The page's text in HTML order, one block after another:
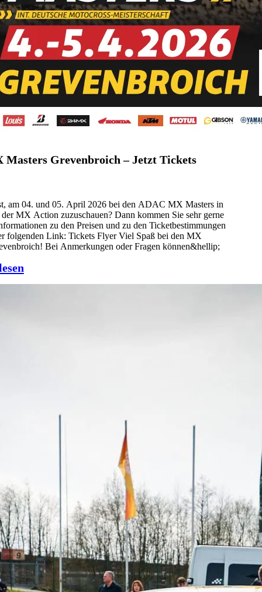
Masters Grevenbroich – Jetzt Tickets
am 04. und 05. April 2026 bei den ADAC MX Masters in
MX Action zuzuschauen? Dann kommen Sie sehr gerne
zu den Preisen und zu den Ticketbestimmungen
folgenden Link: Tickets Flyer Viel Spaß bei den MX
Bei Anmerkungen oder Fragen können&hellip;